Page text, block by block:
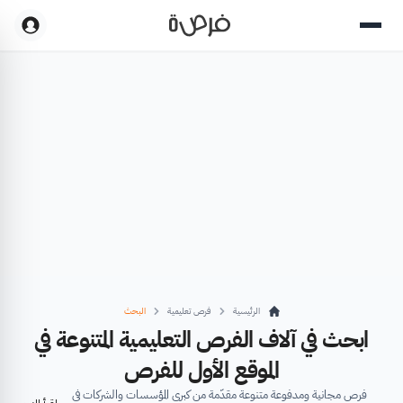
الرئيسية فرص تعليمية البحث
ابحث في آلاف الفرص التعليمية المتنوعة في
الموقع الأول للفرص
فرص مجانية ومدفوعة متنوعة مقدّمة من كبرى المؤسسات والشركات في